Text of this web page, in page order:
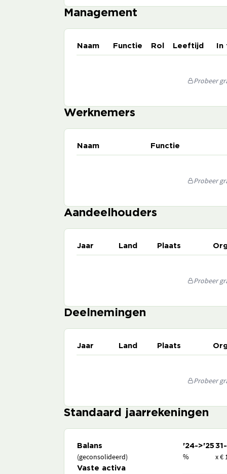
Management
Naam Functie Rol Leeftijd
Probeer
Werknemers
Naam Functie
Probeer
Aandeelhouders
Jaar Land Plaats
Probeer
Deelnemingen
Jaar Land Plaats
Probeer
Standaard jaarrekeningen
Balans '24->'25
(geconsolideerd) % x €
Vaste activa